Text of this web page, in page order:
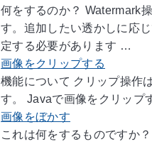
何をするのか？ Watermark
す。追加したい透かしに応
定する必要があります …
画像をクリップする
機能について クリップ操作
す。 Javaで画像をクリッ
画像をぼかす
これは何をするものですか